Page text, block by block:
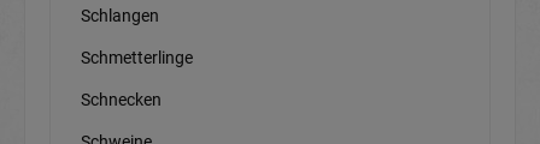
Schlangen
Schmetterlinge
Schnecken